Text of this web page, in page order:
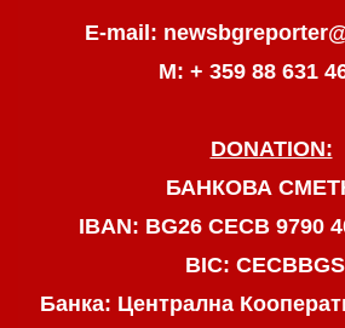
E-mail:
М: + 359 88 631
DONATION:
БАНКОВА
IBAN: BG26 CECB 9790
BIC:
Банка: Централна